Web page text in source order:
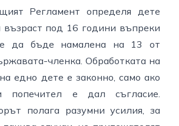
Регламент определя дете
възраст под 16 години въпреки
да бъде намалена на 13 от
членка. Обработката на
едно дете е законно, само ако
попечител е дал съгласие.
полага разумни усилия, за